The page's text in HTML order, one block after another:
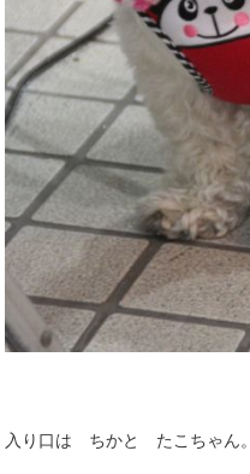
入り口は ちかと たこちゃん。